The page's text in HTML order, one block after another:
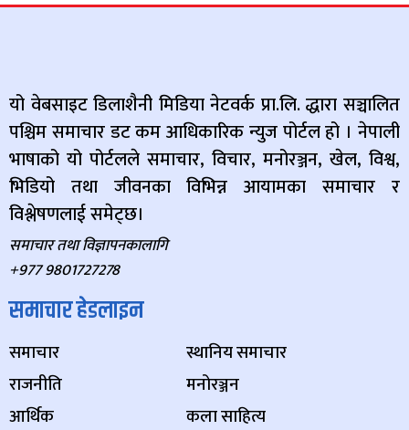
यो वेबसाइट डिलाशैनी मिडिया नेटवर्क प्रा.लि. द्धारा सञ्चालित
पश्चिम समाचार डट कम आधिकारिक न्युज पोर्टल हो । नेपाली
भाषाको यो पोर्टलले समाचार, विचार, मनोरञ्जन, खेल, विश्व,
भिडियो तथा जीवनका विभिन्न आयामका समाचार र
विश्लेषणलाई समेट्छ।
समाचार तथा विज्ञापनकालागि
+977 9801727278
समाचार हेडलाइन
समाचार
राजनीति
आर्थिक
स्थानिय समाचार
मनोरञ्जन
कला साहित्य